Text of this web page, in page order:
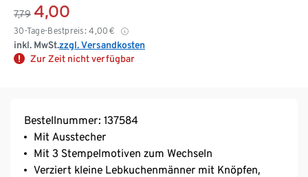
7,79 4,00
30-Tage-Bestpreis: 4,00 €
inkl. MwSt.zzgl. Versandkosten
Zur Zeit nicht verfügbar
Bestellnummer: 137584
Mit Ausstecher
Mit 3 Stempelmotiven zum Wechseln
Verziert kleine Lebkuchenmänner mit Knöpfen,